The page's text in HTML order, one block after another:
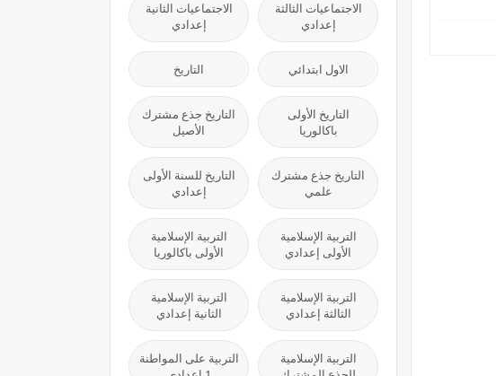
الاجتماعيات الثالثة
إعدادي
الاجتماعيات الثانية
إعدادي
الاول ابتدائي التاريخ
التاريخ الأولى
باكالوريا
التاريخ جذع مشترك
الأصيل
التاريخ جذع مشترك
علمي
التاريخ للسنة الأولى
إعدادي
التربية الإسلامية
الأولى إعدادي
التربية الإسلامية
الأولى باكالوريا
التربية الإسلامية
الثالثة إعدادي
التربية الإسلامية
الثانية إعدادي
التربية الإسلامية
التربية على المواطنة